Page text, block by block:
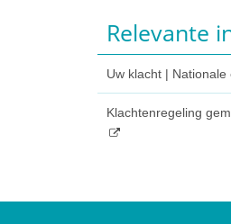
Relevante
Uw klacht | Nationale
Klachtenregeling